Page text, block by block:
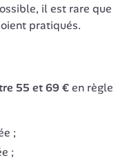
il est rare que
55 et 69 € en règle
;
;